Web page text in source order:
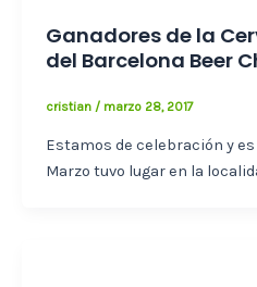
Ganadores de la
del Barcelona Beer
cristian / marzo 28, 2017
Estamos de celebración y es
Marzo tuvo lugar en la